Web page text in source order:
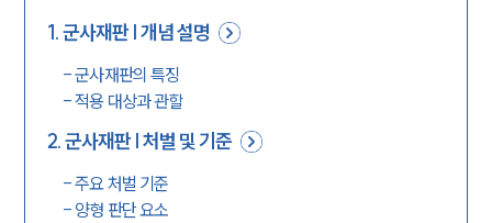
1.군사재판 | 개념 설명
-군사재판의 특징
-적용 대상과 관할
2.군사재판 | 처벌 및 기준
-주요 처벌 기준
- 양형 판단 요소